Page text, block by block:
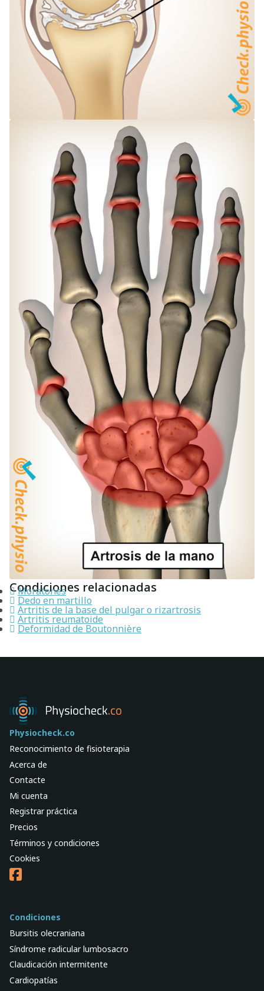
Condiciones relacionadas
Moratones
Dedo en martillo
Artritis de la base del pulgar o rizartrosis
Artritis reumatoide
Deformidad de Boutonnière
Physiocheck.co
Reconocimiento de fisioterapia
Acerca de
Contacte
Mi cuenta
Registrar práctica
Precios
Términos y condiciones
Cookies
Condiciones
Bursitis olecraniana
Síndrome radicular lumbosacro
Claudicación intermitente
Cardiopatías